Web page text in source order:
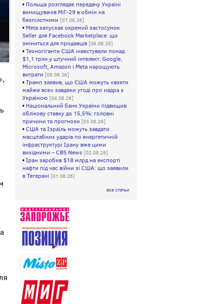
• Польща розглядає передачу Україні
винищувачів МіГ-29 в обмін на
безпілотники [07.08.26]
• Meta запускає окремий застосунок
Seller для Facebook Marketplace: що
зміниться для продавців [06.08.26]
•Техногіганти США інвестували понад
$1,1 трлн у штучний інтелект: Google,
Microsoft, Amazon і Meta нарощують
витрати [05.08.26]
•Трамп заявив, що США можуть «взяти
майже все» завдяки угоді про надра з
Україною [04.08.26]
• Національний банк України підвищив
облікову ставку до 15,5%: головні
причини та прогнози [03.08.26]
•США та Ізраїль можуть завдати
масштабних ударів по енергетичній
інфраструктурі Ірану вже цими
вихідними – CBS News [02.08.26]
•Іран заробив $18 млрд на експорті
нафти під час війни зі США: що заявили
в Тегерані [01.08.26]
все статьи